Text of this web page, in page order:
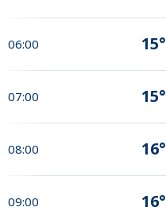
06:00 15°
07:00 15°
08:00 16°
09:00 16°